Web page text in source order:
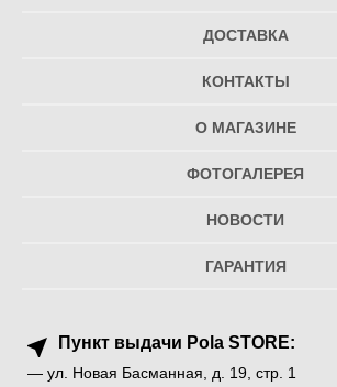
ДОСТАВКА
КОНТАКТЫ
О МАГАЗИНЕ
ФОТОГАЛЕРЕЯ
НОВОСТИ
ГАРАНТИЯ
Пункт выдачи Pola STORE:
— ул. Новая Басманная, д. 19, стр. 1